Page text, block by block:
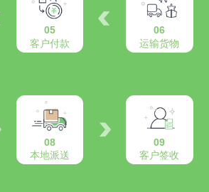
05
客户付款
06
运输货物
08
本地派送
09
客户签收